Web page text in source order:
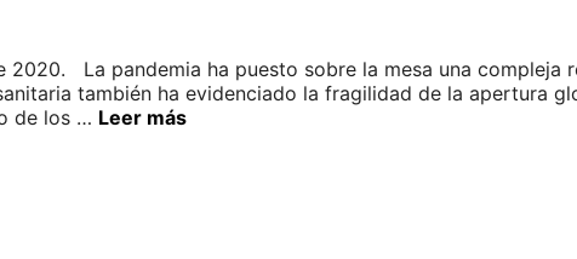
2020. La pandemia ha puesto sobre la mesa una
también ha evidenciado la fragilidad de la apertura
de los … Leer más